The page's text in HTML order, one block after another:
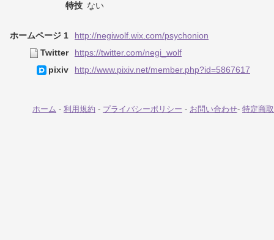
特技 ない
ホームページ 1
http://negiwolf.wix.com/psychonion
Twitter
https://twitter.com/negi_wolf
pixiv
http://www.pixiv.net/member.php?id=5867617
ホーム - 利用規約 - プライバシーポリシー - お問い合わせ- 特定商